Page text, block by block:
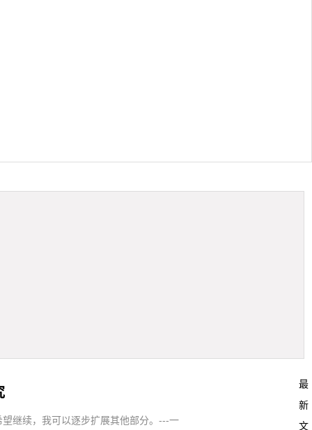
继续，我可以逐步扩展其他部分。---一
最
新
文